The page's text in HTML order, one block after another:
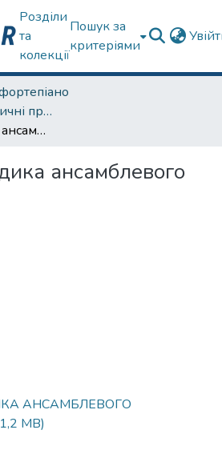
Розділи
та
колекції
Пошук за
критеріями
Навчально-методичні праці
Теорія і методика ансамблевого виконавства
ансамблевого
АНСАМБЛЕВОГО
MB)